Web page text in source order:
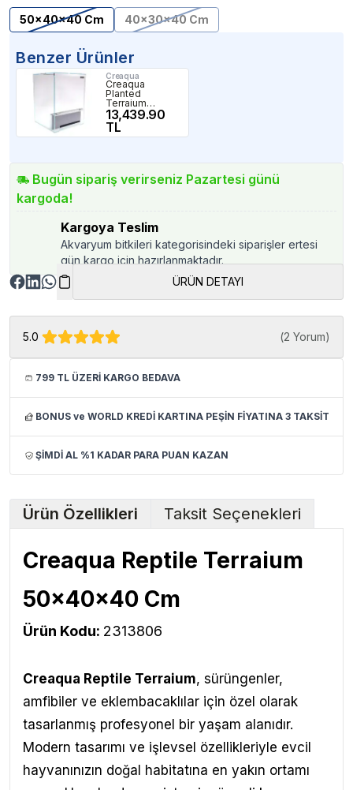
50x40x40 Cm
40x30x40 Cm
Benzer Ürünler
Creaqua
Creaqua
Planted
Terraium
35x35x50 Cm
13,439.90
TL
Bugün sipariş verirseniz Pazartesi günü
kargoda!
Kargoya Teslim
Akvaryum bitkileri kategorisindeki siparişler ertesi
gün kargo için hazırlanmaktadır.
ÜRÜN DETAYI
5.0 (2 Yorum)
799 TL ÜZERİ KARGO BEDAVA
BONUS ve WORLD KREDİ KARTINA PEŞİN FİYATINA 3 TAKSİT
ŞİMDİ AL %1 KADAR PARA PUAN KAZAN
Ürün Özellikleri Taksit Seçenekleri
Creaqua Reptile Terraium
50x40x40 Cm
Ürün Kodu: 2313806
Creaqua Reptile Terraium, sürüngenler,
amfibiler ve eklembacaklılar için özel olarak
tasarlanmış profesyonel bir yaşam alanıdır.
Modern tasarımı ve işlevsel özellikleriyle evcil
hayvanınızın doğal habitatına en yakın ortamı